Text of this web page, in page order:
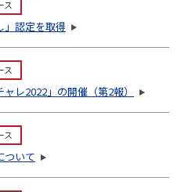
ス
」認定を取得
ス
レ2022」の開催（第2報）
ス
ついて